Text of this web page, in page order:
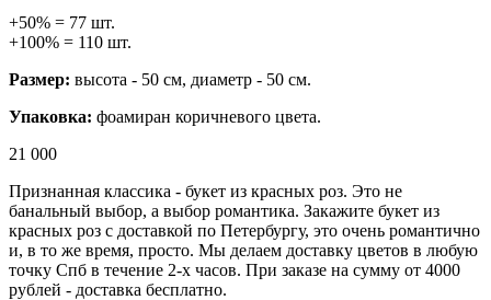
+50% = 77 шт.
+100% = 110 шт.
Размер: высота - 50 см, диаметр - 50 см.
Упаковка: фоамиран коричневого цвета.
21 000
Признанная классика - букет из красных роз. Это не
банальный выбор, а выбор романтика. Закажите букет из
красных роз с доставкой по Петербургу, это очень романтично
и, в то же время, просто. Мы делаем доставку цветов в любую
точку Спб в течение 2-х часов. При заказе на сумму от 4000
рублей - доставка бесплатно.